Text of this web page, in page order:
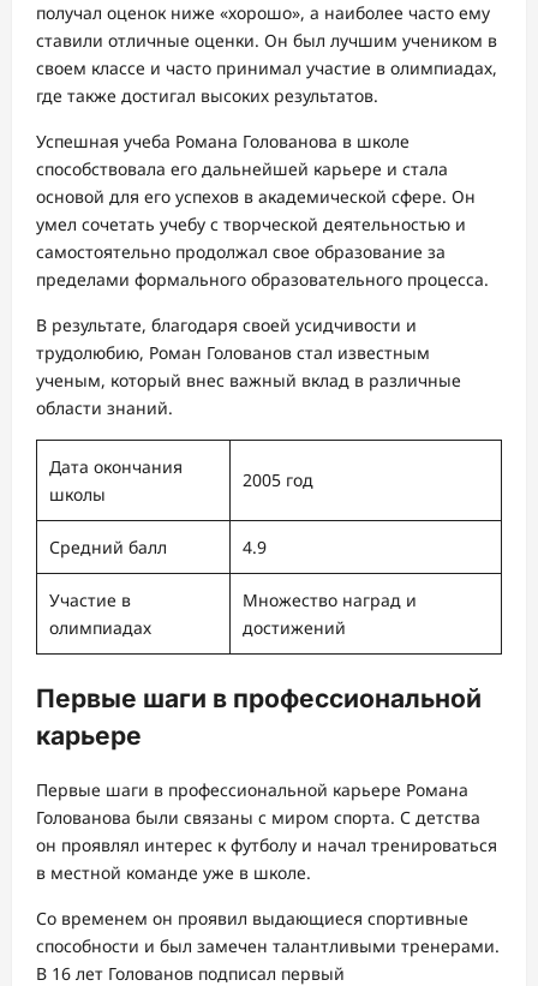
получал оценок ниже «хорошо», а наиболее часто ему
ставили отличные оценки. Он был лучшим учеником в
своем классе и часто принимал участие в олимпиадах,
где также достигал высоких результатов.
Успешная учеба Романа Голованова в школе
способствовала его дальнейшей карьере и стала
основой для его успехов в академической сфере. Он
умел сочетать учебу с творческой деятельностью и
самостоятельно продолжал свое образование за
пределами формального образовательного процесса.
В результате, благодаря своей усидчивости и
трудолюбию, Роман Голованов стал известным
ученым, который внес важный вклад в различные
области знаний.
Дата окончания
школы
2005 год
Средний балл 4.9
Участие в
олимпиадах
Множество наград и
достижений
Первые шаги в профессиональной
карьере
Первые шаги в профессиональной карьере Романа
Голованова были связаны с миром спорта. С детства
он проявлял интерес к футболу и начал тренироваться
в местной команде уже в школе.
Со временем он проявил выдающиеся спортивные
способности и был замечен талантливыми тренерами.
В 16 лет Голованов подписал первый